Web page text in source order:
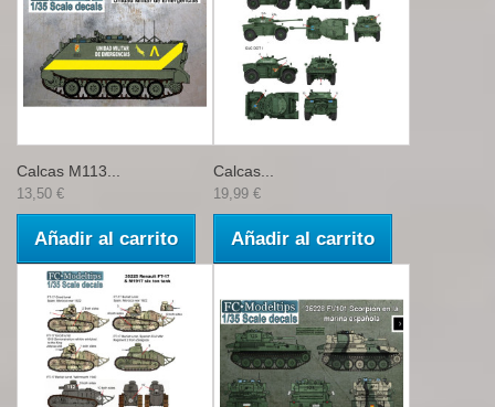
Calcas M113...
13,50 €
Añadir al carrito
Calcas...
19,99 €
Añadir al carrito